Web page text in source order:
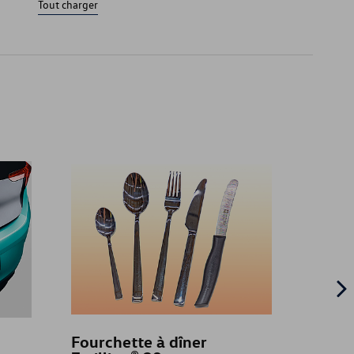
Tout charger
Fourchette à dîner